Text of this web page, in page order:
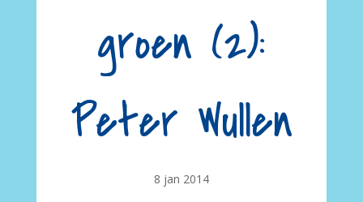
groen (2):
Peter Wullen
8 jan 2014